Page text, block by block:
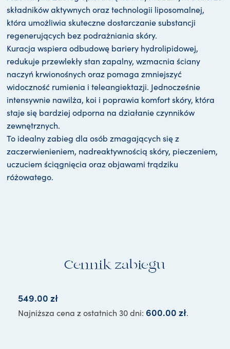
składników aktywnych oraz technologii liposomalnej,
która umożliwia skuteczne dostarczanie substancji
regenerujących bez podrażniania skóry.
Kuracja wspiera odbudowę bariery hydrolipidowej,
redukuje przewlekły stan zapalny, wzmacnia ściany
naczyń krwionośnych oraz pomaga zmniejszyć
widoczność rumienia i teleangiektazji. Jednocześnie
intensywnie nawilża, koi i poprawia komfort skóry, która
staje się bardziej odporna na działanie czynników
zewnętrznych.
To idealny zabieg dla osób zmagających się z
zaczerwienieniem, nadreaktywnością skóry, pieczeniem,
uczuciem ściągnięcia oraz objawami trądziku
różowatego.
Cennik zabiegu
549.00 zł
Najniższa cena z ostatnich 30 dni: 600.00 zł.